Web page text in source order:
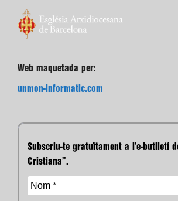
Web maquetada per:
unmon-informatic.com
Subscriu-te gratuïtament a l’e-butlletí
Cristiana”.